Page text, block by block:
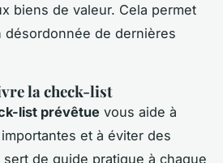
biens de valeur. Cela permet
désordonnée de dernières
la check-list
list prévêtue vous aide à
et à éviter des
de guide pratique à chaque